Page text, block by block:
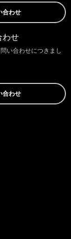
合わせ
わせ
い合わせにつきまし
合わせ